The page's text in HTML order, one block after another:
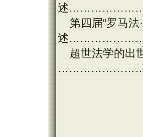
述
第四届“罗马
述
超世法学的出